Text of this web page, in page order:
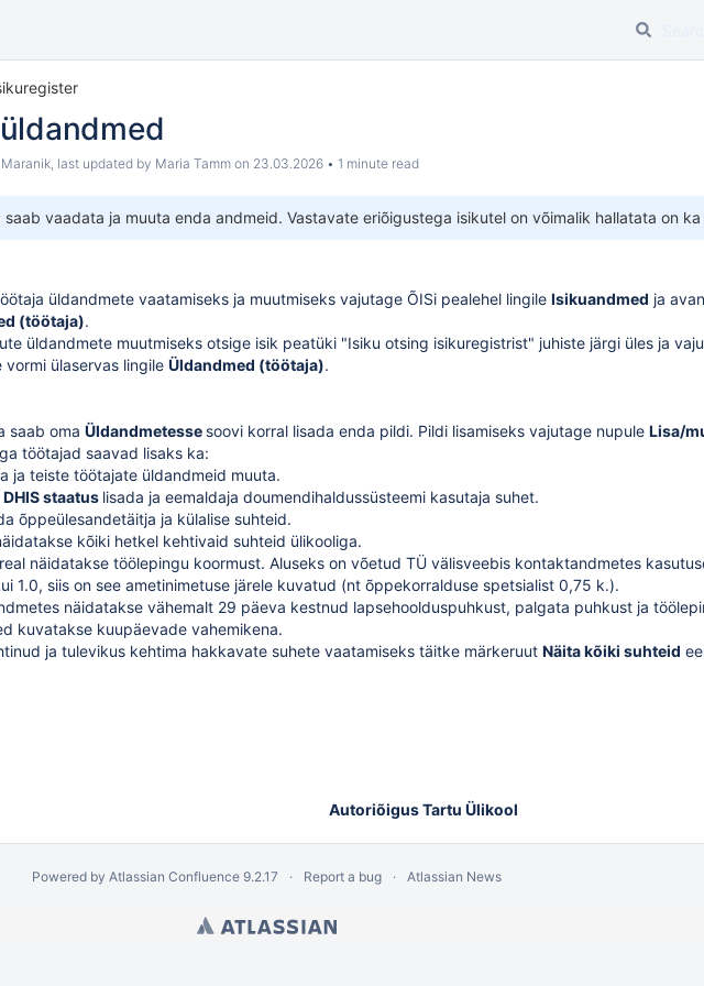
, last updated by Maria Tamm on 23.03.2026 1 minute read
saab vaadata ja muuta enda andmeid. Vastavate eriõigustega isikutel on võimalik hallatata on
üldandmete vaatamiseks ja muutmiseks vajutage ÕISi pealehel lingile Isikuandmed ja
(töötaja).
üldandmete muutmiseks otsige isik peatüki "Isiku otsing isikuregistrist" juhiste järgi üles ja
vormi ülaservas lingile Üldandmed (töötaja).
saab oma Üldandmetesse soovi korral lisada enda pildi. Pildi lisamiseks vajutage nupule Lisa/
töötajad saavad lisaks ka:
ja teiste töötajate üldandmeid muuta.
DHIS staatus lisada ja eemaldaja doumendihaldussüsteemi kasutaja suhet.
õppeülesandetäitja ja külalise suhteid.
kõiki hetkel kehtivaid suhteid ülikooliga.
näidatakse töölepingu koormust. Aluseks on võetud TÜ välisveebis kontaktandmetes
1.0, siis on see ametinimetuse järele kuvatud (nt õppekorralduse spetsialist 0,75 k.).
näidatakse vähemalt 29 päeva kestnud lapsehoolduspuhkust, palgata puhkust ja
kuvatakse kuupäevade vahemikena.
ja tulevikus kehtima hakkavate suhete vaatamiseks täitke märkeruut Näita kõiki suhteid
Autoriõigus Tartu Ülikool
Powered by Atlassian Confluence 9.2.17 Report a bug Atlassian News